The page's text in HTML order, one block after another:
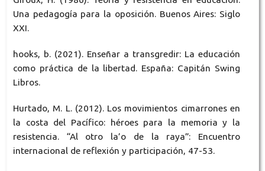
Una pedagogía para la oposición. Buenos Aires: Siglo
XXI.
hooks, b. (2021). Enseñar a transgredir: La educación
como práctica de la libertad. España: Capitán Swing
Libros.
Hurtado, M. L. (2012). Los movimientos cimarrones en
la costa del Pacífico: héroes para la memoria y la
resistencia. “Al otro la’o de la raya”: Encuentro
internacional de reflexión y participación, 47-53.